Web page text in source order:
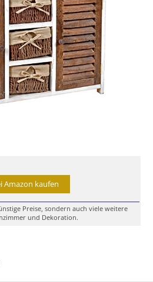
Amazon kaufen
Preise, sondern auch viele weitere
und Dekoration.